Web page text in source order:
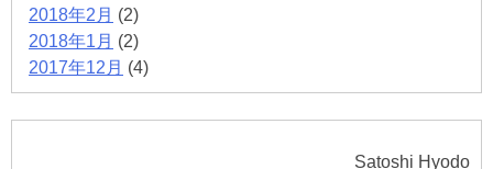
2018年2月 (2)
2018年1月 (2)
2017年12月 (4)
Satoshi Hyodo